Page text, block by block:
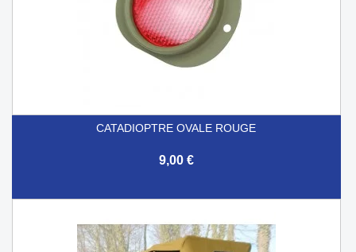
CATADIOPTRE OVALE ROUGE
9,00 €